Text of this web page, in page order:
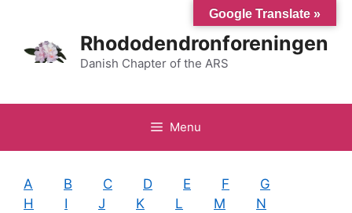
indhold
Rhododendronforeningen
Danish Chapter of the ARS
Menu
A B C D E F
G
H
I J K L M
N
Google Translate »